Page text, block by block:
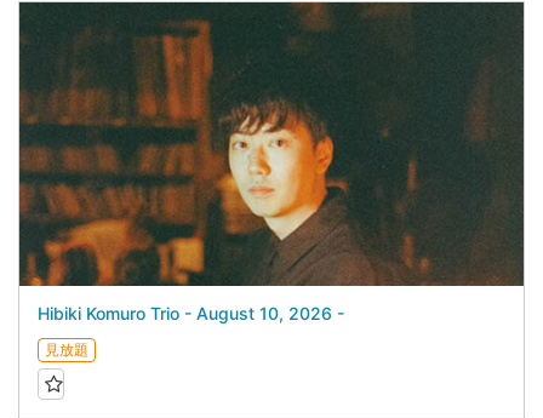
Hibiki Komuro Trio - August 10, 2026 -
見放題